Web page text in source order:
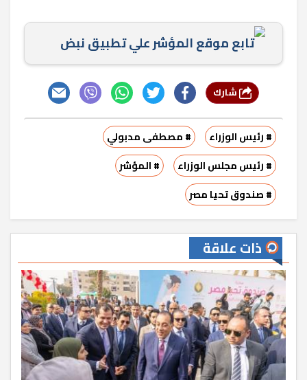
تابع موقع المؤشر علي تطبيق نبض
# رئيس الوزراء
# مصطفى مدبولي
# رئيس مجلس الوزراء
# المؤشر
# صندوق تحيا مصر
ذات علاقة